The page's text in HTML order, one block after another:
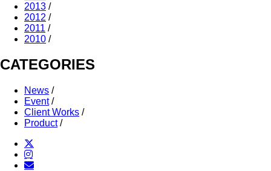
2013 /
2012 /
2011 /
2010 /
CATEGORIES
News /
Event/
Client Works /
Product/